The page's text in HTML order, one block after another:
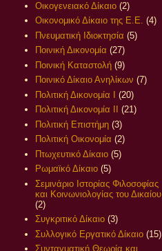
Οικογενειακό Δίκαιο (2)
Οικονομικό Δίκαιο της Ε.Ε. (4)
Πνευματική Ιδιοκτησία (5)
Ποινική Δικονομία (27)
Ποινική Καταστολή (9)
Ποινικό Δίκαιο Ανηλίκων (7)
Πολιτική Δικονομία Ι
(20)
Πολιτική Δικονομία ΙΙ
(21)
Πολιτική Επιστήμη (3)
Πολιτική Οικονομία (2)
Πτωχευτικό Δίκαιο (5)
Ρωμαϊκό Δίκαιο (5)
Σεμινάριο Ιστορίας Φιλοσοφίας
και Κοινωνιολογίας του Δικαίου
(2)
Συγκριτικό Δίκαιο (3)
Συλλογικό Εργατικό Δίκαιο (15)
Συνταγματική Θεωρία και